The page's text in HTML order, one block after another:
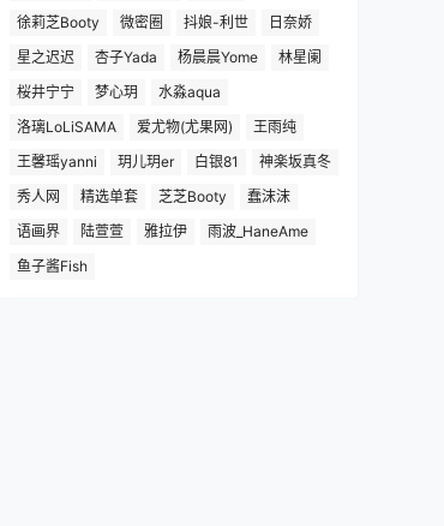
徐莉芝Booty
微密圈 抖娘-利世
日奈娇
星之迟迟
杏子Yada 杨晨晨Yome
林星阑
桜井宁宁
梦心玥
水淼aqua
洛璃LoLiSAMA
爱尤物(尤果网)
王雨纯
王馨瑶yanni
玥儿玥er 白银81
神楽坂真冬
秀人网
精选单套 芝芝Booty
蠢沫沫
语画界
陆萱萱 雅拉伊
雨波_HaneAme
鱼子酱Fish